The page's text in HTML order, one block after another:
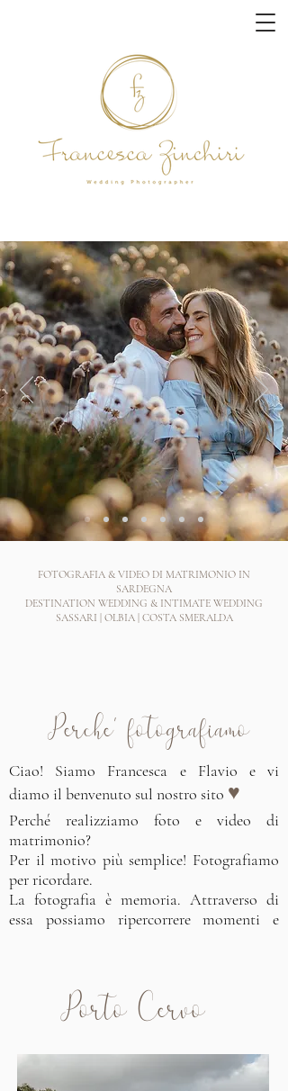
FOTOGRAFIA & VIDEO DI MATRIMONIO IN
SARDEGNA
DESTINATION WEDDING & INTIMATE WEDDING
SASSARI | OLBIA | COSTA SMERALDA
Perche' fotografiamo
Ciao! Siamo Francesca e Flavio e vi
diamo il benvenuto sul nostro sito ♥
Perché realizziamo foto e video di
matrimonio?
Per il motivo più semplice! Fotografiamo
per ricordare.
La fotografia è memoria. Attraverso di
essa possiamo ripercorrere momenti e
cogliendo momenti reali ed irripetibili che
renderanno unica la tua storia.
Continua a leggere <<
Porto Cervo